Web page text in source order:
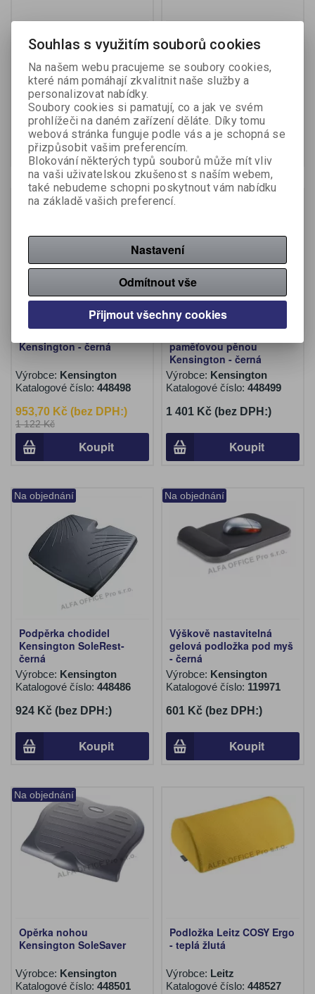
Kensington DUO -
červená / černá
Výrobce:Kensington
Katalogové číslo:448494
581 Kč (bez DPH:)
Koupit
Podložka pod myš
Kensington DUO - modrá /
kouřová
Výrobce:Kensington
Katalogové číslo:448495
581 Kč (bez DPH:)
Na objednání
Sleva
Kensington - černá
Výrobce: Kensington
Katalogové číslo: 448498
953,70 Kč (bez DPH:)
1 122 Kč
Koupit
Na objednání
paměťovou pěnou
Kensington - černá
Výrobce: Kensington
Katalogové číslo: 448499
1 401 Kč (bez DPH:)
Koupit
Na objednání
Podpěrka chodidel
Kensington SoleRest-
černá
Výrobce: Kensington
Katalogové číslo: 448486
924 Kč (bez DPH:)
Koupit
Na objednání
Výškově nastavitelná
gelová podložka pod myš
- černá
Výrobce: Kensington
Katalogové číslo: 119971
601 Kč (bez DPH:)
Koupit
Na objednání
Opěrka nohou
Kensington SoleSaver
Výrobce: Kensington
Katalogové číslo: 448501
Podložka Leitz COSY Ergo
- teplá žlutá
Výrobce: Leitz
Katalogové číslo: 448527
Souhlas s využitím souborů cookies
Na našem webu pracujeme se soubory cookies,
které nám pomáhají zkvalitnit naše služby a
personalizovat nabídky.
Soubory cookies si pamatují, co a jak ve svém
prohlížeči na daném zařízení děláte. Díky tomu
webová stránka funguje podle vás a je schopná se
přizpůsobit vašim preferencím.
Blokování některých typů souborů může mít vliv
na vaši uživatelskou zkušenost s naším webem,
také nebudeme schopni poskytnout vám nabídku
na základě vašich preferencí.
Nastavení
Odmítnout vše
Přijmout všechny cookies